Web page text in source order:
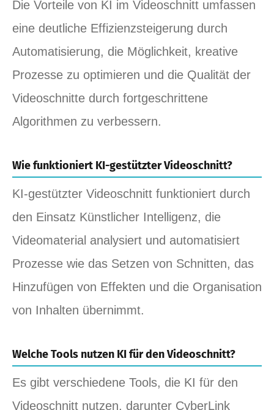
Die Vorteile von KI im Videoschnitt umfassen
eine deutliche Effizienzsteigerung durch
Automatisierung, die Möglichkeit, kreative
Prozesse zu optimieren und die Qualität der
Videoschnitte durch fortgeschrittene
Algorithmen zu verbessern.
Wie funktioniert KI-gestützter Videoschnitt?
KI-gestützter Videoschnitt funktioniert durch
den Einsatz Künstlicher Intelligenz, die
Videomaterial analysiert und automatisiert
Prozesse wie das Setzen von Schnitten, das
Hinzufügen von Effekten und die Organisation
von Inhalten übernimmt.
Welche Tools nutzen KI für den Videoschnitt?
Es gibt verschiedene Tools, die KI für den
Videoschnitt nutzen, darunter CyberLink